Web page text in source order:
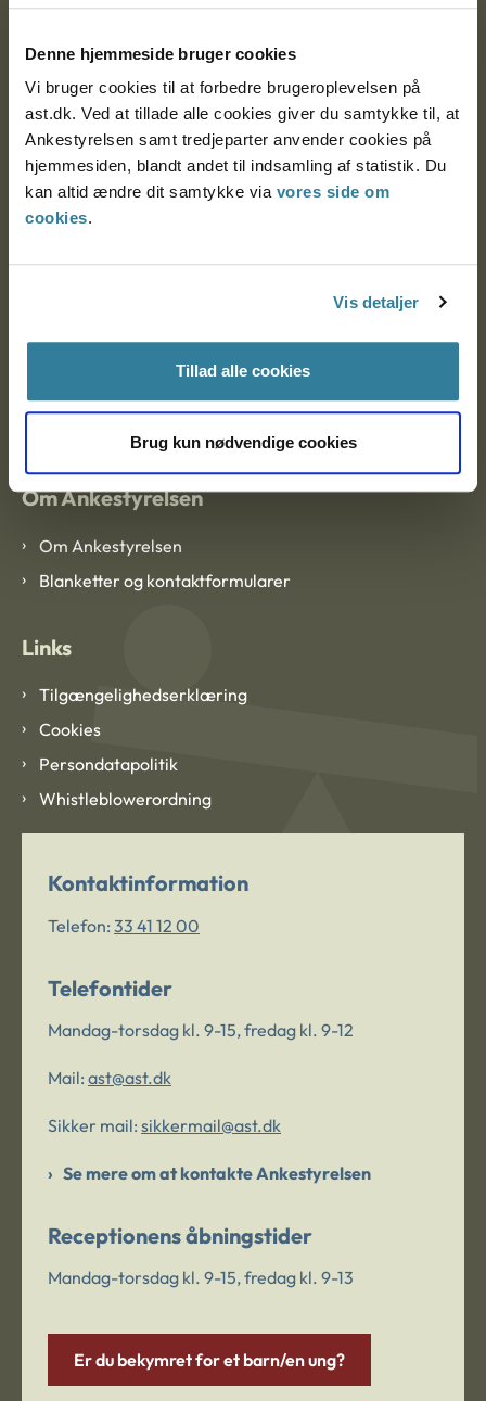
Denne hjemmeside bruger cookies
Vi bruger cookies til at forbedre brugeroplevelsen på
ast.dk. Ved at tillade alle cookies giver du samtykke til, at
Ankestyrelsen samt tredjeparter anvender cookies på
hjemmesiden, blandt andet til indsamling af statistik. Du
kan altid ændre dit samtykke via vores side om
cookies.
Vis detaljer
Tillad alle cookies
Brug kun nødvendige cookies
Postadresse:
Nytorv 7, 2. sal
9000 Aalborg
CVR: 1007 4002
Om Ankestyrelsen
Om Ankestyrelsen
Blanketter og kontaktformularer
Links
Tilgængelighedserklæring
Cookies
Persondatapolitik
Whistleblowerordning
Kontaktinformation
Telefon: 33 41 12 00
Telefontider
Mandag-torsdag kl. 9-15, fredag kl. 9-12
Mail: ast@ast.dk
Sikker mail: sikkermail@ast.dk
Se mere om at kontakte Ankestyrelsen
Receptionens åbningstider
Mandag-torsdag kl. 9-15, fredag kl. 9-13
Er du bekymret for et barn/en ung?